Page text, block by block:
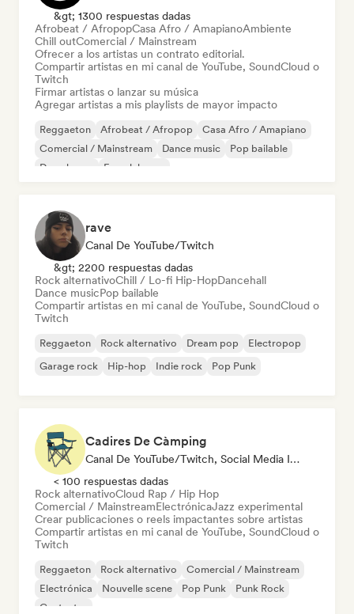
&gt; 1300 respuestas dadas
Afrobeat / AfropopCasa Afro / AmapianoAmbiente
Chill outComercial / Mainstream
Ofrecer a los artistas un contrato editorial.
Compartir artistas en mi canal de YouTube, SoundCloud o
Twitch
Firmar artistas o lanzar su música
Agregar artistas a mis playlists de mayor impacto
Reggaeton Afrobeat / Afropop
Casa Afro / Amapiano
Comercial / Mainstream
Dance music
Pop bailable
Deep house
French house
rave
Canal De YouTube/Twitch
&gt; 2200 respuestas dadas
Rock alternativoChill / Lo-fi Hip-HopDancehall
Dance musicPop bailable
Compartir artistas en mi canal de YouTube, SoundCloud o
Twitch
Reggaeton Rock alternativo Dream pop
Electropop
Garage rock
Hip-hop Indie rock Pop Punk
Cadires De Càmping
Canal De YouTube/Twitch, Social Media Influencer
< 100 respuestas dadas
Rock alternativoCloud Rap / Hip Hop
Comercial / MainstreamElectrónicaJazz experimental
Crear publicaciones o reels impactantes sobre artistas
Compartir artistas en mi canal de YouTube, SoundCloud o
Twitch
Reggaeton Rock alternativo
Comercial / Mainstream
Electrónica
Nouvelle scene Pop Punk
Punk Rock
Cantautor